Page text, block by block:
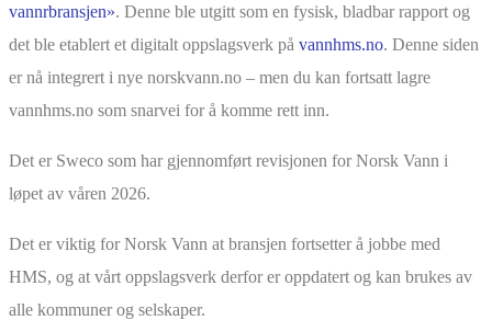
vannrbransjen». Denne ble utgitt som en fysisk, bladbar rapport og
det ble etablert et digitalt oppslagsverk på vannhms.no. Denne siden
er nå integrert i nye norskvann.no – men du kan fortsatt lagre
vannhms.no som snarvei for å komme rett inn.
Det er Sweco som har gjennomført revisjonen for Norsk Vann i
løpet av våren 2026.
Det er viktig for Norsk Vann at bransjen fortsetter å jobbe med
HMS, og at vårt oppslagsverk derfor er oppdatert og kan brukes av
alle kommuner og selskaper.